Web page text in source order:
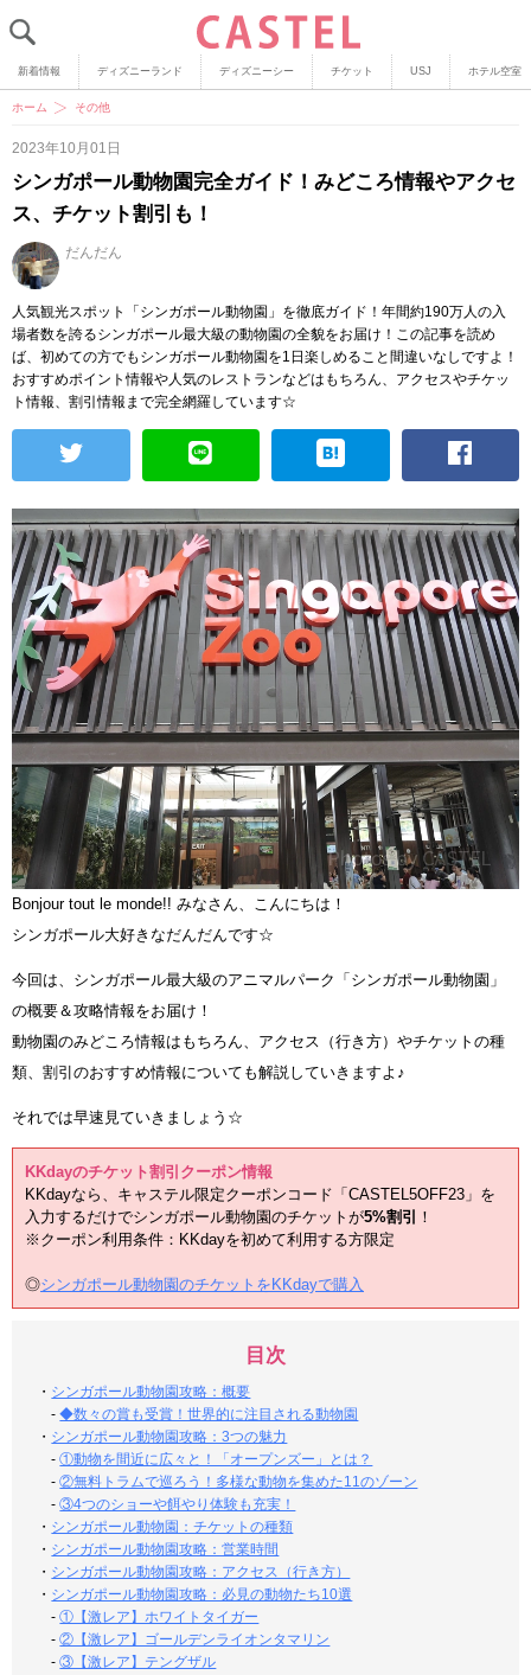
新着情報 ディズニーランド ディズニーシー チケット USJ ホテル空室
ホーム その他
2023年10月01日
シンガポール動物園完全ガイド！みどころ情報やアクセ
ス、チケット割引も！
だんだん
人気観光スポット「シンガポール動物園」を徹底ガイド！年間約190万人の入
場者数を誇るシンガポール最大級の動物園の全貌をお届け！この記事を読め
ば、初めての方でもシンガポール動物園を1日楽しめること間違いなしですよ！
おすすめポイント情報や人気のレストランなどはもちろん、アクセスやチケッ
ト情報、割引情報まで完全網羅しています☆
Bonjour tout le monde!! みなさん、こんにちは！
シンガポール大好きなだんだんです☆
今回は、シンガポール最大級のアニマルパーク「シンガポール動物園」
の概要＆攻略情報をお届け！
動物園のみどころ情報はもちろん、アクセス（行き方）やチケットの種
類、割引のおすすめ情報についても解説していきますよ♪
それでは早速見ていきましょう☆
KKdayのチケット割引クーポン情報
KKdayなら、キャステル限定クーポンコード「CASTEL5OFF23」を
入力するだけでシンガポール動物園のチケットが5%割引
！
※クーポン利用条件：KKdayを初めて利用する方限定
◎シンガポール動物園のチケットをKKdayで購入
目次
・ シンガポール動物園攻略：概要
-◆数々の賞も受賞！世界的に注目される動物園
・ シンガポール動物園攻略：3つの魅力
-①動物を間近に広々と！「オープンズー」とは？
-②無料トラムで巡ろう！多様な動物を集めた11のゾーン
-③4つのショーや餌やり体験も充実！
・ シンガポール動物園：チケットの種類
・ シンガポール動物園攻略：営業時間
・ シンガポール動物園攻略：アクセス（行き方）
・ シンガポール動物園攻略：必見の動物たち10選
-①【激レア】ホワイトタイガー
-②【激レア】ゴールデンライオンタマリン
-③【激レア】テングザル